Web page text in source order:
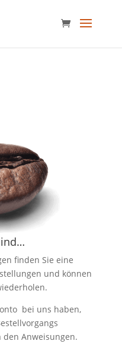
finden Sie eine
und können
bei uns haben,
Anweisungen.